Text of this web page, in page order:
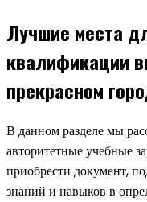
Лучшие места
квалификации
прекрасном
В данном разделе мы
авторитетные учебные
приобрести документ,
знаний и навыков в